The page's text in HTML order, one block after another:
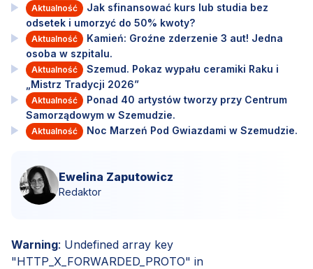
Aktualność
Jak sfinansować kurs lub studia bez
odsetek i umorzyć do 50% kwoty?
Aktualność
Kamień: Groźne zderzenie 3 aut! Jedna
osoba w szpitalu.
Aktualność
Szemud. Pokaz wypału ceramiki Raku i
„Mistrz Tradycji 2026”
Aktualność
Ponad 40 artystów tworzy przy Centrum
Samorządowym w Szemudzie.
Aktualność Noc Marzeń Pod Gwiazdami w Szemudzie.
Ewelina Zaputowicz
Redaktor
Warning: Undefined array key
"HTTP_X_FORWARDED_PROTO" in